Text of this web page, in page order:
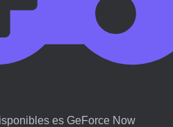
es GeForce Now